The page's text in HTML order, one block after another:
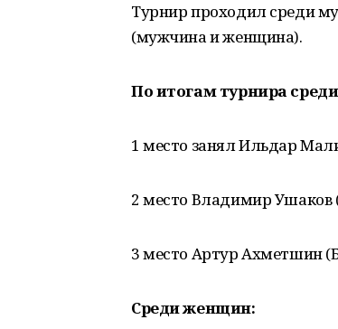
Турнир проходил среди
(мужчина и женщина).
По итогам турнира
1 место занял Ильдар
2 место Владимир Ушаков
3 место Артур Ахметшин
Среди женщин: